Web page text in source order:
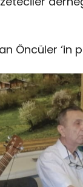
Öncüler ‘in